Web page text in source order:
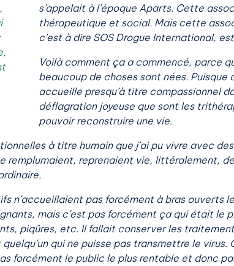
s’appelait à l’époque Aparts. Cette
thérapeutique et social. Mais cette
c’est à dire SOS Drogue International,
Voilà comment ça a commencé, parce
beaucoup de choses sont nées. Puisque
accueille presqu’à titre compassionnel
déflagration joyeuse que sont les
pouvoir reconstruire une vie.
à titre humain que j’ai pu vivre avec
remplumaient, reprenaient vie, littéralement,
n’accueillaient pas forcément à bras ouverts
mais c’est pas forcément ça qui était le
piqûres, etc. Il fallait conserver les
qui ne puisse pas transmettre le
forcément le public le plus rentable et donc